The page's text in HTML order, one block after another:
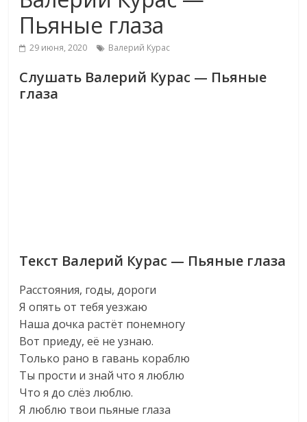
Пьяные глаза
29 июня, 2020 Валерий Курас
Слушать Валерий Курас — Пьяные
глаза
Текст Валерий Курас — Пьяные глаза
Расстояния, годы, дороги
Я опять от тебя уезжаю
Наша дочка растёт понемногу
Вот приеду, её не узнаю.
Только рано в гавань кораблю
Ты прости и знай что я люблю
Что я до слёз люблю.
Я люблю твои пьяные глаза